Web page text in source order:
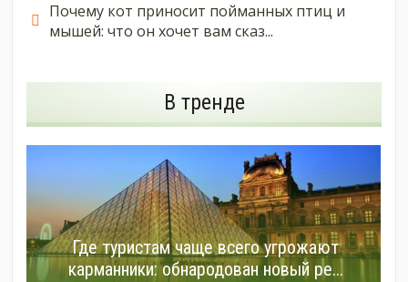
Почему кот приносит пойманных птиц и
мышей: что он хочет вам сказ...
В тренде
Где туристам чаще всего угрожают
карманники: обнародован новый ре...